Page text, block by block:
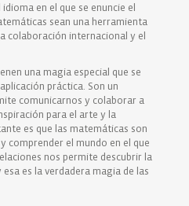
en el que se enuncie el
sean una herramienta
colaboración internacional y el
una magia especial que se
práctica. Son un
comunicarnos y colaborar a
para el arte y la
es que las matemáticas son
comprender el mundo en el que
nos permite descubrir la
es la verdadera magia de las